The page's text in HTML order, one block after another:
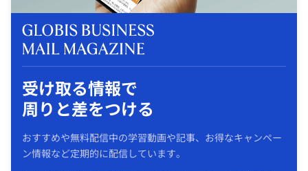
受け取る情報で
周りと差をつける
おすすめや無料配信中の学習動画や記事、お得なキャンペー
ン情報など定期的に配信しています。